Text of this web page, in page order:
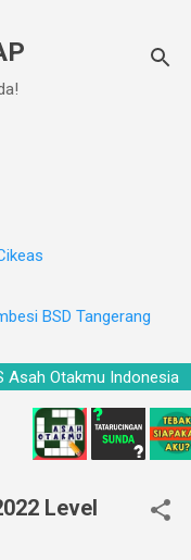
BSD Tangerang
Asah Otakmu Indonesia
Level